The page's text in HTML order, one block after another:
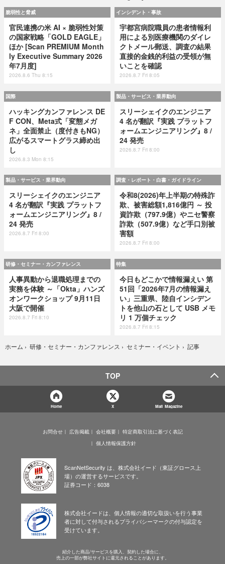
脆弱性と脅威
官民連携の米 AI × 脆弱性対策
の国家戦略「GOLD EAGLE」
ほか [Scan PREMIUM Month
ly Executive Summary 2026
年7月度]
2026.8.6 Thu 8:15
インシデント・事故
宇都宮病院職員の患者情報利
用による別医療機関のダイレ
クトメール郵送、調査の結果
直接的金銭的利益の受領が無
いことを確認
2026.8.7 Fri 8:05
国際
ハッキングカンファレンス DE
F CON、Meta式「変態メガ
ネ」全面禁止（度付きもNG）
広がるスマートグラス締め出
し
2026.8.3 Mon 8:15
製品・サービス・業界動向
スリーシェイクのエンジニア
4 名が翻訳『実践 プラットフ
ォームエンジニアリング』8 /
24 発売
2026.8.7 Fri 8:00
製品・サービス・業界動向
スリーシェイクのエンジニア
4 名が翻訳『実践 プラットフ
ォームエンジニアリング』8 /
24 発売
2026.8.7 Fri 8:00
調査・レポート・白書・ガイドライン
令和8(2026)年上半期の特殊詐
欺、被害総額1,816億円 ～ 投
資詐欺（797.9億）やニセ警察
詐欺（507.9億）など手口別被
害額
2026.8.7 Fri 8:00
研修・セミナー・カンファレンス
人事異動から退職処理までの
実務を体験 ～「Okta」ハンズ
オンワークショップ 9月11日
大阪で開催
2026.8.7 Fri 8:10
特集
今日もどこかで情報漏えい 第
51回「2026年7月の情報漏え
い」三重県、陸自インシデン
トを他山の石として USB メモ
リ 1 万個チェック
2026.8.7 Fri 8:15
ホーム › 研修・セミナー・カンファレンス › セミナー・イベント › 記事
TOP
Home X Mail Magazine
お問合せ 広告掲載 会社概要
特定商取引法に基づく表記
個人情報保護方針
ScanNetSecurity は、株式会社イード（東証グロース上
場）の運営するサービスです。
証券コード：6038
株式会社イードは、個人情報の適切な取扱いを行う事業
者に対して付与されるプライバシーマークの付与認定を
受けています。
紹介した商品/サービスを購入、契約した場合に、
売上の一部が弊社サイトに還元されることがあります。